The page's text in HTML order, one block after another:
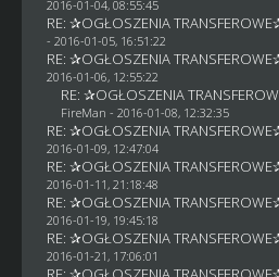
2016-01-04, 08:55:45
RE: ✰OGŁOSZENIA
- 2016-01-05, 16:51:22
RE: ✰OGŁOSZENIA
2016-01-06, 12:55:22
RE: ✰OGŁOSZENIA
FireMan - 2016-01-08, 12:32:35
RE: ✰OGŁOSZENIA
2016-01-09, 12:47:04
RE: ✰OGŁOSZENIA
2016-01-11, 21:18:48
RE: ✰OGŁOSZENIA
2016-01-19, 19:45:18
RE: ✰OGŁOSZENIA
2016-01-21, 17:06:01